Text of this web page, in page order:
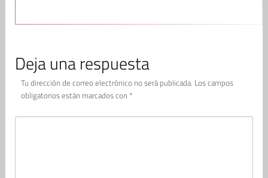
Deja una respuesta
Tu dirección de correo electrónico no será publicada. Los campos
obligatorios están marcados con *